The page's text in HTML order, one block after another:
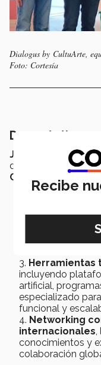
Dialogus by CultuArte,
Foto: Cortesía
De prototipos
Jan Rehak
del
DigiEduHack,
Cultivarte recibirán
Un viaje a
Comisión
de premiación.
Acceso a un
Herramientas
incluyendo
artificial,
especializado
funcional y
Networking
internacionales,
conocimientos y
colaboración
Recibe